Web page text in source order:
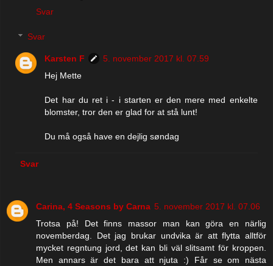
Svar
Svar
Karsten F
5. november 2017 kl. 07.59
Hej Mette
Det har du ret i - i starten er den mere med enkelte
blomster, tror den er glad for at stå lunt!
Du må også have en dejlig søndag
Svar
Carina, 4 Seasons by Carna 5. november 2017 kl. 07.06
Trotsa på! Det finns massor man kan göra en närlig
novemberdag. Det jag brukar undvika är att flytta alltför
mycket regntung jord, det kan bli väl slitsamt för kroppen.
Men annars är det bara att njuta :) Får se om nästa